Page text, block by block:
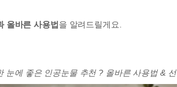
올바른 사용법 을 알려드릴게요.
눈에 좋은 인공눈물 추천 ? 올바른 사용법 &